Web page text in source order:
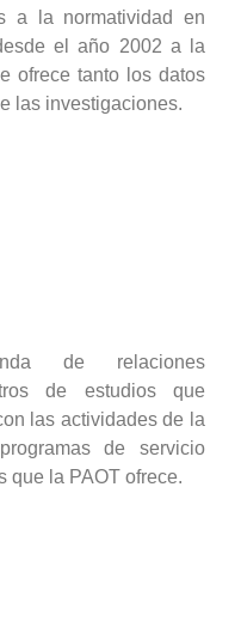
a la normatividad en
el año 2002 a la
ofrece tanto los datos
las investigaciones.
de relaciones
de estudios que
las actividades de la
de servicio
que la PAOT ofrece.